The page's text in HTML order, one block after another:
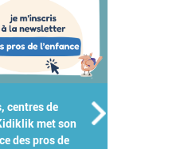
centres de
met son
des pros de